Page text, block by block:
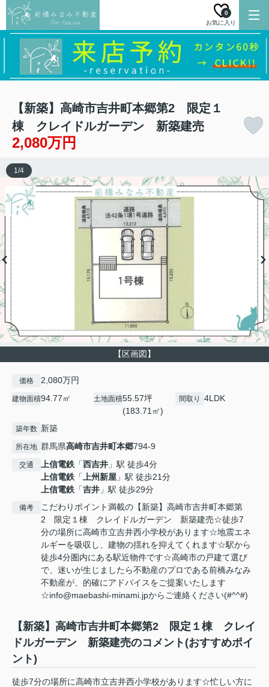
お気に入り
0
【新築】高崎市吉井町本郷第2 限定１
棟 クレイドルガーデン 新築建売
2,080万円
【区画図】
1/4
価格 2,080万円
建物面積94.77㎡ 土地面積55.57坪
(183.71㎡)
間取り 4LDK
築年数 新築
所在地 群馬県高崎市吉井町本郷794-9
交通 上信電鉄 「西吉井 」駅 徒歩4分
上信電鉄 「 上州新屋 」駅 徒歩21分
上信電鉄 「吉井 」駅 徒歩29分
備考
こだわりポイント満載の【新築】高崎市吉井町本郷第
2 限定１棟 クレイドルガーデン 新築建売☆徒歩7
分の場所に高崎市立吉井西小学校があります☆地震エネ
ルギーを吸収し、建物の揺れを抑えてくれます☆駅から
徒歩4分圏内にある駅近物件です☆高崎市の戸建て選び
で、迷いが生じましたら不動産のプロである前橋みなみ
不動産が、的確にアドバイスをご提案いたします
☆info@maebashi-minami.jpからご連絡ください(#^^#)
【新築】高崎市吉井町本郷第2 限定１棟 クレイ
ドルガーデン 新築建売のコメント(おすすめポイ
ント)
徒歩7分の場所に高崎市立吉井西小学校があります☆忙しい方に